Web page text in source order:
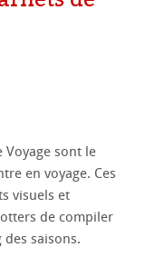
Voyage sont le
en voyage. Ces
visuels et
de compiler
saisons.